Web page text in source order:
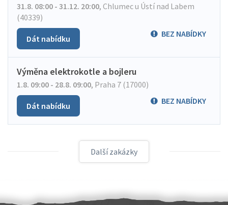
31.8. 08:00 - 31.12. 20:00, Chlumec u Ústí nad Labem
(40339)
BEZ NABÍDKY
Dát nabídku
Výměna elektrokotle a bojleru
1.8. 09:00 - 28.8. 09:00, Praha 7 (17000)
BEZ NABÍDKY
Dát nabídku
Další zakázky